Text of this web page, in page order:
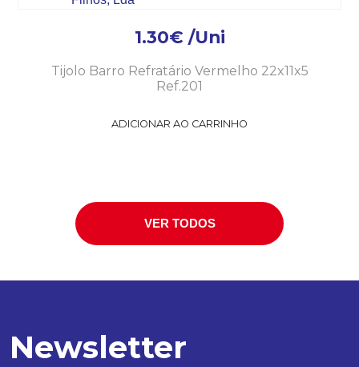
1.30€ /Uni
Tijolo Barro Refratário Vermelho 22x11x5
Ref.201
ADICIONAR AO CARRINHO
VER TODOS
Newsletter